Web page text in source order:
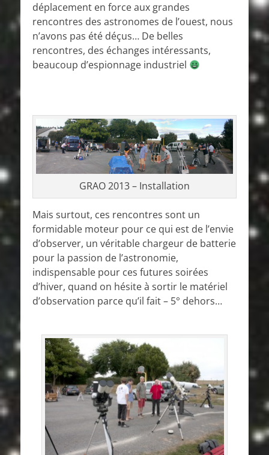
déplacement en force aux grandes
rencontres des astronomes de l’ouest, nous
n’avons pas été déçus… De belles
rencontres, des échanges intéressants,
beaucoup d’espionnage industriel
GRAO 2013 – Installation
Mais surtout, ces rencontres sont un
formidable moteur pour ce qui est de l’envie
d’observer, un véritable chargeur de batterie
pour la passion de l’astronomie,
indispensable pour ces futures soirées
d’hiver, quand on hésite à sortir le matériel
d’observation parce qu’il fait – 5° dehors…